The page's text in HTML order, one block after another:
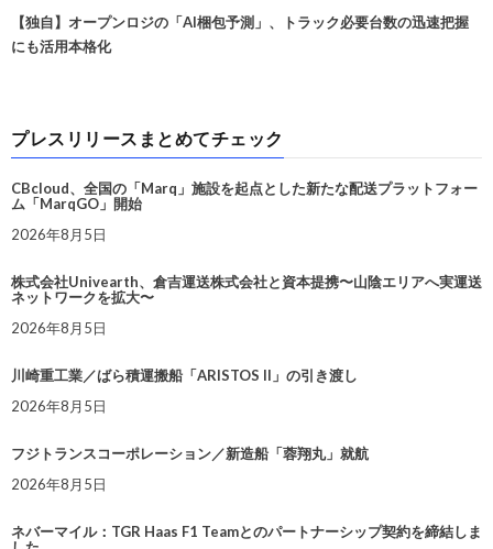
【独自】オープンロジの「AI梱包予測」、トラック必要台数の迅速把握
にも活用本格化
プレスリリースまとめてチェック
CBcloud、全国の「Marq」施設を起点とした新たな配送プラットフォー
ム「MarqGO」開始
2026年8月5日
株式会社Univearth、倉吉運送株式会社と資本提携〜山陰エリアへ実運送
ネットワークを拡大〜
2026年8月5日
川崎重工業／ばら積運搬船「ARISTOS II」の引き渡し
2026年8月5日
フジトランスコーポレーション／新造船「蓉翔丸」就航
2026年8月5日
ネバーマイル：TGR Haas F1 Teamとのパートナーシップ契約を締結しま